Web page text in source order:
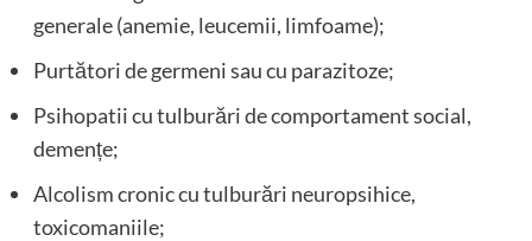
generale (anemie, leucemii, limfoame);
Purtători de germeni sau cu parazitoze;
Psihopatii cu tulburări de comportament social,
demențe;
Alcolism cronic cu tulburări neuropsihice,
toxicomaniile;